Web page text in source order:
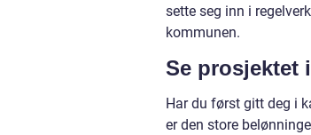
sette seg inn i
kommunen.
Se prosjektet
Har du først gitt deg i
er den store